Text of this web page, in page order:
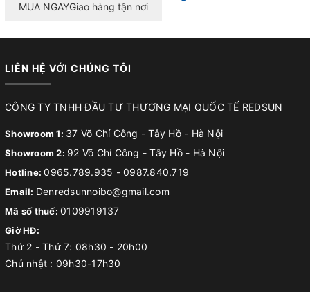
MUA NGAYGiao hàng tận nơi
LIÊN HỆ VỚI CHÚNG TÔI
CÔNG TY TNHH ĐẦU TƯ THƯƠNG MẠI QUỐC TẾ REDSUN
Showroom 1: 37 Võ Chí Công - Tây Hồ - Hà Nội
Showroom 2: 92 Võ Chí Công - Tây Hồ - Hà Nội
Hotline:0965.789.935 - 0987.840.719
Email: Denredsunnoibo@gmail.com
Mã số thuế: 0109919137
Giờ HĐ:
Thứ 2 - Thứ 7: 08h30 - 20h00
Chủ nhật : 09h30-17h30